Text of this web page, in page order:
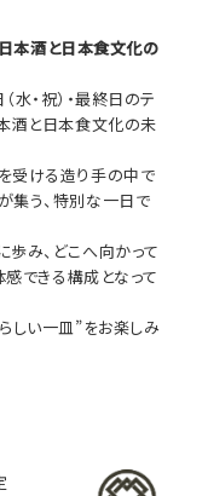
本酒と日本食文化の
・祝）・最終日のテ
酒と日本食文化の未
受ける造り手の中で
集う、特別な一日で
み、どこへ向かって
感できる構成となって
しい一皿”をお楽しみ